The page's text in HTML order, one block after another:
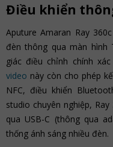
Điều khiển
Aputure Amaran Ray
đèn thông qua màn hình
giác điều chỉnh chính
video này còn cho phép
NFC, điều khiển
studio chuyên nghiệp,
qua USB-C (thông qua
thống ánh sáng nhiều đèn.